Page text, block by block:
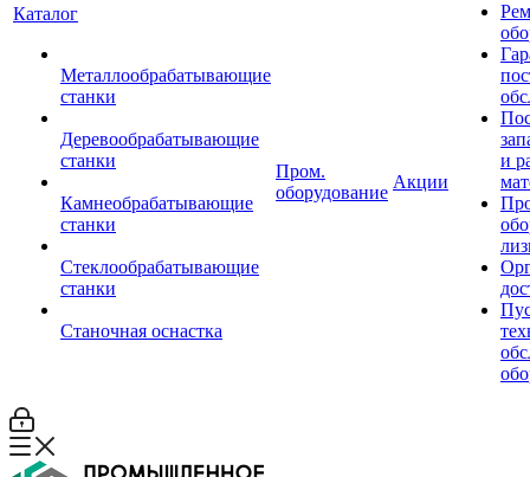
Каталог
Металлообрабатывающие
станки
Деревообрабатывающие
станки
Камнеобрабатывающие
станки
Стеклообрабатывающие
станки
Станочная оснастка
Пром.
оборудование
Акции
и